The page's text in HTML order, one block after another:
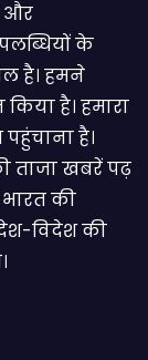
और
के
है। हमने
है। हमारा
है।
ताजा खबरें पढ़
की
विदेश की